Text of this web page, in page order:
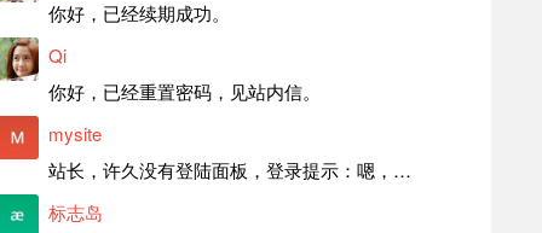
你好，已经续期成功。
Qi
你好，已经重置密码，见站内信。
mysite
站长，许久没有登陆面板，登录提示：嗯，登录详细信息似乎不正确。请重试。 网站还可以正常使用。如果是密码问题请帮忙重置一下密码。谢谢。订单号：97790，账号：aa20210950。 站长，提交了工单，你回复续期成功，不过我的问题是面部登陆信息有问题，一直是初始密码，现在无法登陆，有时间麻烦排查一下。
标志岛